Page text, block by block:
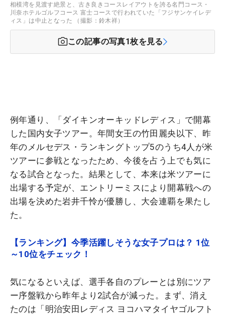
相模湾を見渡す絶景と、古き良きコースレイアウトを誇る名門コース・
川奈ホテルゴルフコース 富士コースで行われていた「フジサンケイレデ
ィス」は中止となった （撮影：鈴木祥）
この記事の写真1枚を見る
例年通り、「ダイキンオーキッドレディス」で開幕
した国内女子ツアー。年間女王の竹田麗央以下、昨
年のメルセデス・ランキングトップ5のうち4人が米
ツアーに参戦となったため、今後を占う上でも気に
なる試合となった。結果として、本来は米ツアーに
出場する予定が、エントリーミスにより開幕戦への
出場を決めた岩井千怜が優勝し、大会連覇を果たし
た。
【ランキング】今季活躍しそうな女子プロは？ 1位
～10位をチェック！
気になるといえば、選手各自のプレーとは別にツア
ー序盤戦から昨年より2試合が減った。まず、消え
たのは「明治安田レディス ヨコハマタイヤゴルフト